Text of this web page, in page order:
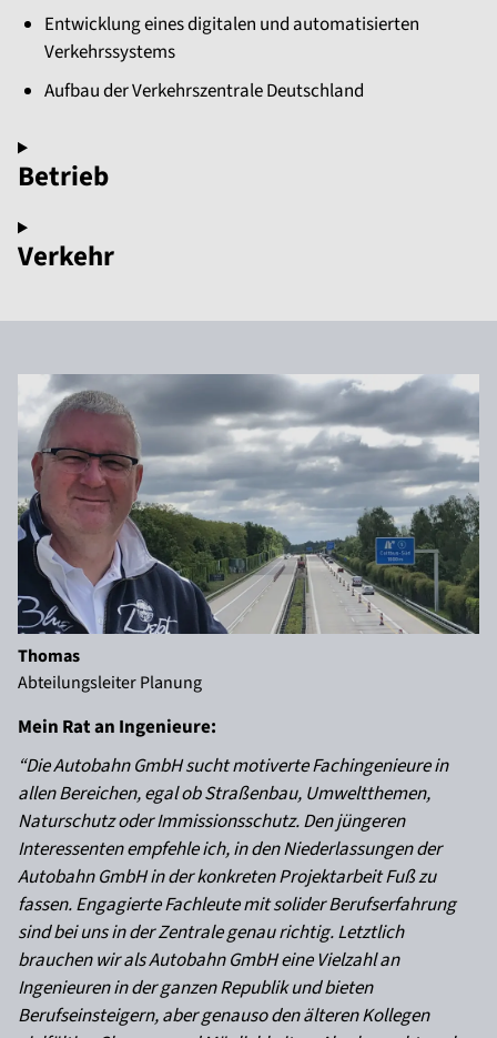
Entwicklung eines digitalen und automatisierten
Verkehrssystems
Aufbau der Verkehrszentrale Deutschland
Betrieb
Verkehr
Mein Rat an Ingenieure:
“Die Autobahn GmbH sucht motiverte Fachingenieure in
allen Bereichen, egal ob Straßenbau, Umweltthemen,
Naturschutz oder Immissionsschutz. Den jüngeren
Interessenten empfehle ich, in den Niederlassungen der
Autobahn GmbH in der konkreten Projektarbeit Fuß zu
fassen. Engagierte Fachleute mit solider Berufserfahrung
sind bei uns in der Zentrale genau richtig. Letztlich
brauchen wir als Autobahn GmbH eine Vielzahl an
Ingenieuren in der ganzen Republik und bieten
Berufseinsteigern, aber genauso den älteren Kollegen
Thomas
Abteilungsleiter Planung